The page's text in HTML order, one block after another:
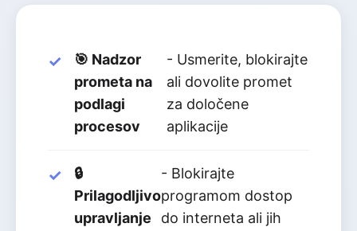
🎯 Nadzor
prometa na
podlagi
procesov
- Usmerite, blokirajte
ali dovolite promet
za določene
aplikacije
🔒
Prilagodljivo
upravljanje
- Blokirajte
programom dostop
do interneta ali jih